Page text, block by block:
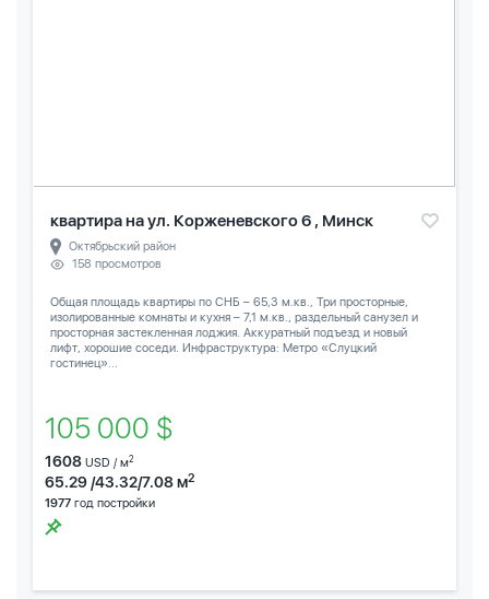
квартира на ул. Корженевского 6 , Минск
Октябрьский район
158 просмотров
Общая площадь квартиры по СНБ – 65,3 м.кв., Три просторные,
изолированные комнаты и кухня – 7,1 м.кв., раздельный санузел и
просторная застекленная лоджия. Аккуратный подъезд и новый
лифт, хорошие соседи. Инфраструктура: Метро «Слуцкий
гостинец»...
105 000 $
1608 USD / м2
65.29 /43.32/7.08 м2
1977 год постройки